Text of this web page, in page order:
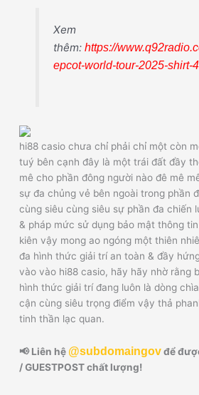
Xem
thêm: https://
epcot-world-tour-2025-shirt-
hi88 casio chưa chỉ phải chỉ một còn
tuý bên cạnh đây là một trái đất đầy
mê cho phần đông người nào đê mê
sự đa chủng vẻ bên ngoài trong phần
cùng siêu cùng siêu sự phần đa chiến
& pháp mức sử dụng bảo mật thông
kiên vậy mong ao ngóng một thiên
đa hình thức giải trí an toàn & đầy
vào vào hi88 casio, hãy hãy nhờ rằng
hình thức giải trí đang luôn là dòng
cận cùng siêu trọng điểm vậy thả
tinh thần lạc quan.
📢 Liên hệ @subdomaingovđể
/ GUESTPOST chất lượng!